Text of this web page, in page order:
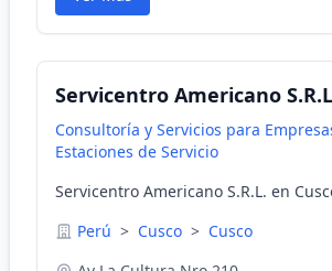
Servicentro Americano
Consultoría y Servicios para
Estaciones de Servicio
Servicentro Americano S.R.L. en
Perú > Cusco > Cusco